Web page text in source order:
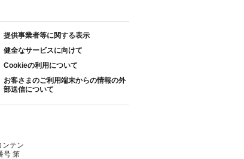
提供事業者等に関する表示
健全なサービスに向けて
Cookieの利用について
お客さまのご利用端末からの情報の外
部送信について
ンテン
号 第